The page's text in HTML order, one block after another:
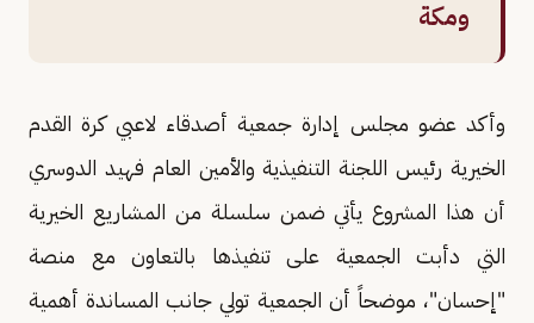
ومكة
وأكد عضو مجلس إدارة جمعية أصدقاء لاعبي كرة القدم
الخيرية رئيس اللجنة التنفيذية والأمين العام فهيد الدوسري
أن هذا المشروع يأتي ضمن سلسلة من المشاريع الخيرية
التي دأبت الجمعية على تنفيذها بالتعاون مع منصة
"إحسان"، موضحاً أن الجمعية تولي جانب المساندة أهمية